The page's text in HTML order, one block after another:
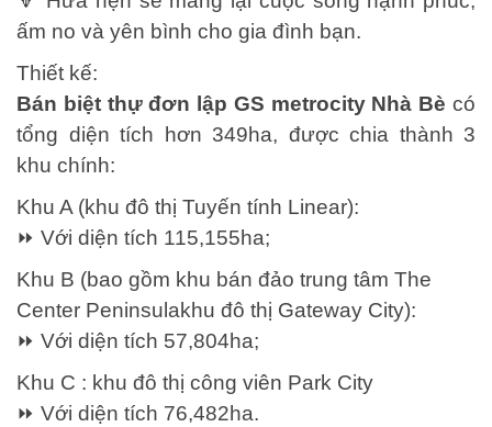
ấm no và yên bình cho gia đình bạn.
Thiết kế:
Bán biệt thự đơn lập GS metrocity Nhà Bè có
tổng diện tích hơn 349ha, được chia thành 3
khu chính:
Khu A (khu đô thị Tuyến tính Linear):
⏩ Với diện tích 115,155ha;
Khu B (bao gồm khu bán đảo trung tâm The
Center Peninsulakhu đô thị Gateway City):
⏩ Với diện tích 57,804ha;
Khu C : khu đô thị công viên Park City
⏩ Với diện tích 76,482ha.